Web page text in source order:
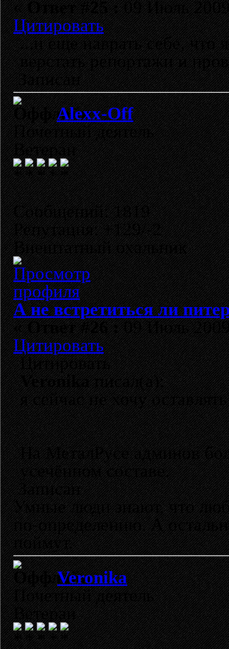
«Ответ #25 :09 Июль
Цитировать
...и еще наврать себе, что
верстать репортажи и
Записан
Alexx-Off
Почетный деятель
Ветеран
Сообщений: 1819
Репутация: +129/-2
Внештатный охальник
А не встретиться ли
«Ответ #26 :09 Июль
Цитировать
Цитировать
Veronikaписал(а):
я сейчас не хочу
На МеталРусе админов
усечённом составе.
Записан
Умные люди знают, что
по-определению. А
поймут.
Veronika
Почетный деятель
Ветеран